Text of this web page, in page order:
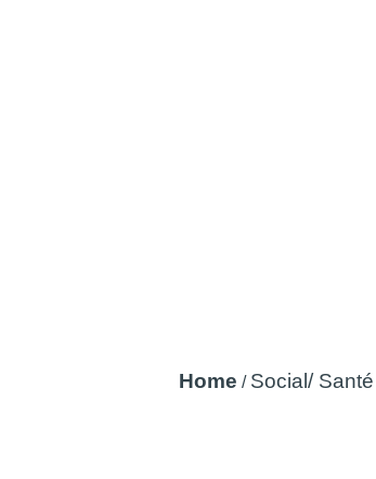
Home / Social/ Santé